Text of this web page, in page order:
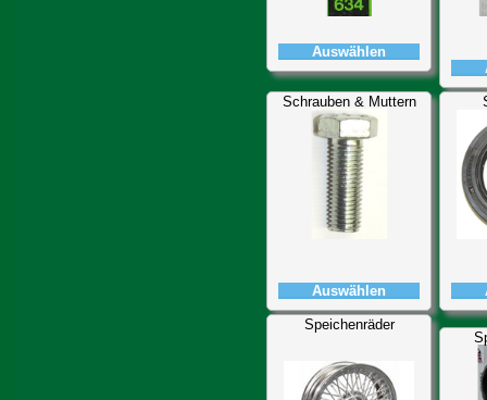
Auswählen
Schrauben & Muttern
Auswählen
Speichenräder